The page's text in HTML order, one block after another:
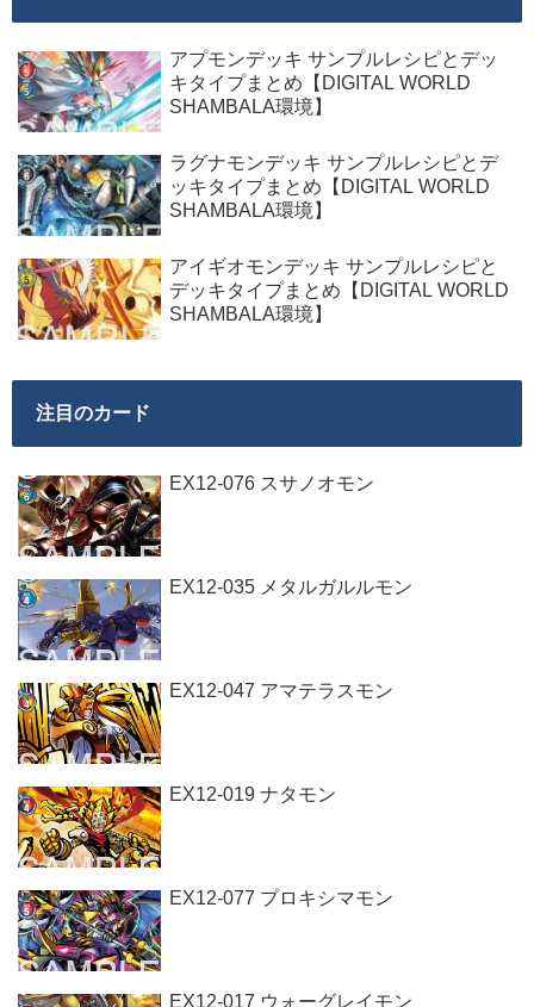
アプモンデッキ サンプルレシピとデッ
キタイプまとめ【DIGITAL WORLD
SHAMBALA環境】
ラグナモンデッキ サンプルレシピとデ
ッキタイプまとめ【DIGITAL WORLD
SHAMBALA環境】
アイギオモンデッキ サンプルレシピと
デッキタイプまとめ【DIGITAL WORLD
SHAMBALA環境】
注目のカード
EX12-076 スサノオモン
EX12-035 メタルガルルモン
EX12-047 アマテラスモン
EX12-019 ナタモン
EX12-077 プロキシマモン
EX12-017 ウォーグレイモン